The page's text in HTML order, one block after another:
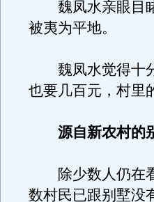
魏凤水亲眼目睹
被夷为平地。
魏凤水觉得十分
也要几百元，村里
源自新农村的
除少数人仍在看
数村民已跟别墅没